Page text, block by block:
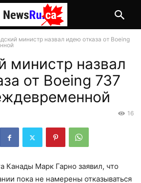
министр назвал идею отказа от Boeing
министр назвал
от Boeing 737
16
Канады Марк Гарно заявил, что
пока не намерены отказываться